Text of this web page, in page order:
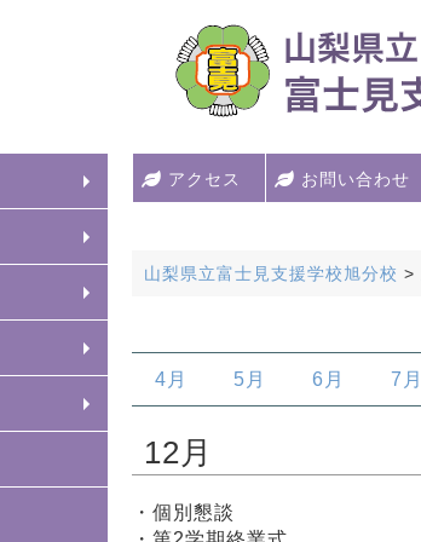
アクセス お問い合わせ
山梨県立富士見支援学校旭分校 >
4月 5月 6月 7月
12月
・個別懇談